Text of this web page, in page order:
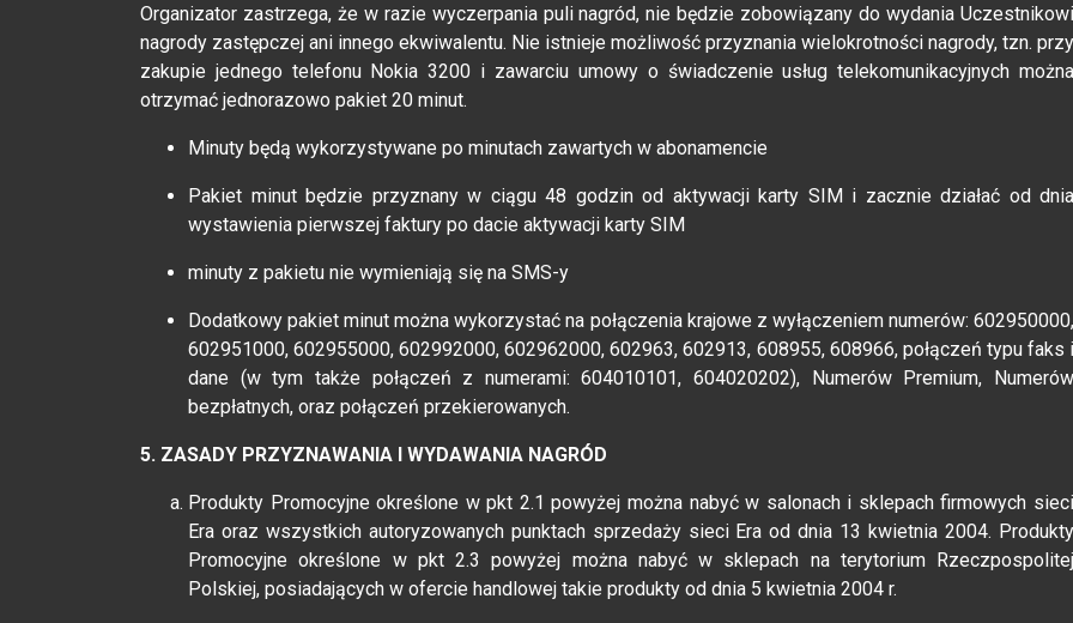
Organizator zastrzega, że w razie wyczerpania puli nagród, nie będzie zobowiązany do wydania Uczestnikowi
nagrody zastępczej ani innego ekwiwalentu. Nie istnieje możliwość przyznania wielokrotności nagrody, tzn. przy
zakupie jednego telefonu Nokia 3200 i zawarciu umowy o świadczenie usług telekomunikacyjnych można
otrzymać jednorazowo pakiet 20 minut.
Minuty będą wykorzystywane po minutach zawartych w abonamencie
Pakiet minut będzie przyznany w ciągu 48 godzin od aktywacji karty SIM i zacznie działać od dnia
wystawienia pierwszej faktury po dacie aktywacji karty SIM
minuty z pakietu nie wymieniają się na SMS-y
Dodatkowy pakiet minut można wykorzystać na połączenia krajowe z wyłączeniem numerów: 602950000,
602951000, 602955000, 602992000, 602962000, 602963, 602913, 608955, 608966, połączeń typu faks i
dane (w tym także połączeń z numerami: 604010101, 604020202), Numerów Premium, Numerów
bezpłatnych, oraz połączeń przekierowanych.
5. ZASADY PRZYZNAWANIA I WYDAWANIA NAGRÓD
Produkty Promocyjne określone w pkt 2.1 powyżej można nabyć w salonach i sklepach firmowych sieci
Era oraz wszystkich autoryzowanych punktach sprzedaży sieci Era od dnia 13 kwietnia 2004. Produkty
Promocyjne określone w pkt 2.3 powyżej można nabyć w sklepach na terytorium Rzeczpospolitej
Polskiej, posiadających w ofercie handlowej takie produkty od dnia 5 kwietnia 2004 r.